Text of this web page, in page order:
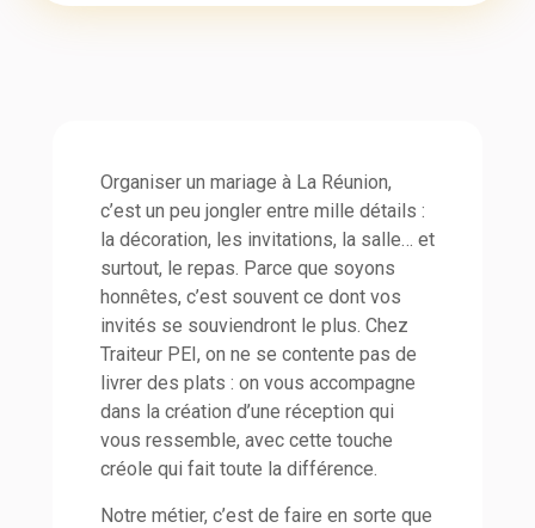
Organiser un mariage à La Réunion,
c’est un peu jongler entre mille détails :
la décoration, les invitations, la salle… et
surtout, le repas. Parce que soyons
honnêtes, c’est souvent ce dont vos
invités se souviendront le plus. Chez
Traiteur PEI, on ne se contente pas de
livrer des plats : on vous accompagne
dans la création d’une réception qui
vous ressemble, avec cette touche
créole qui fait toute la différence.
Notre métier, c’est de faire en sorte que